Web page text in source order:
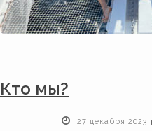
Кто мы?
27 декабря 2023